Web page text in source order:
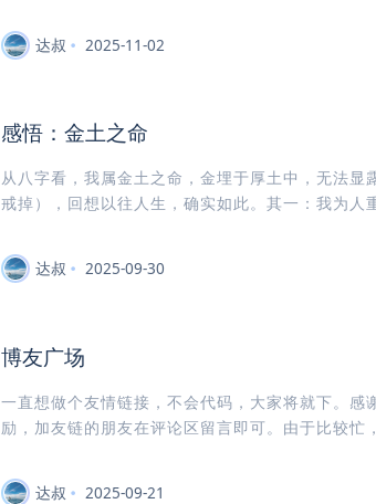
达叔 2025-11-02
感悟：金土之命
从八字看，我属金土之命，金埋于厚土中，无法显
戒掉），回想以往人生，确实如此。其一：我为人
达叔 2025-09-30
博友广场
一直想做个友情链接，不会代码，大家将就下。感
励，加友链的朋友在评论区留言即可。由于比较忙
达叔 2025-09-21